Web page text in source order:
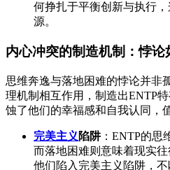
何挣扎于平衡创新与执行
源。
内心冲突的制造机制：悖
思维奔逸与落地困难的悖论并非
理机制相互作用，制造出ENTP
蚀了他们的幸福感和自我认同，
完美主义 陷阱：ENTP的思
而落地困难则意味着现实
他们陷入完美主义陷阱，